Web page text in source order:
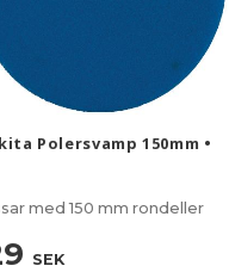
Polersvamp 150mm •
med 150 mm rondeller
SEK